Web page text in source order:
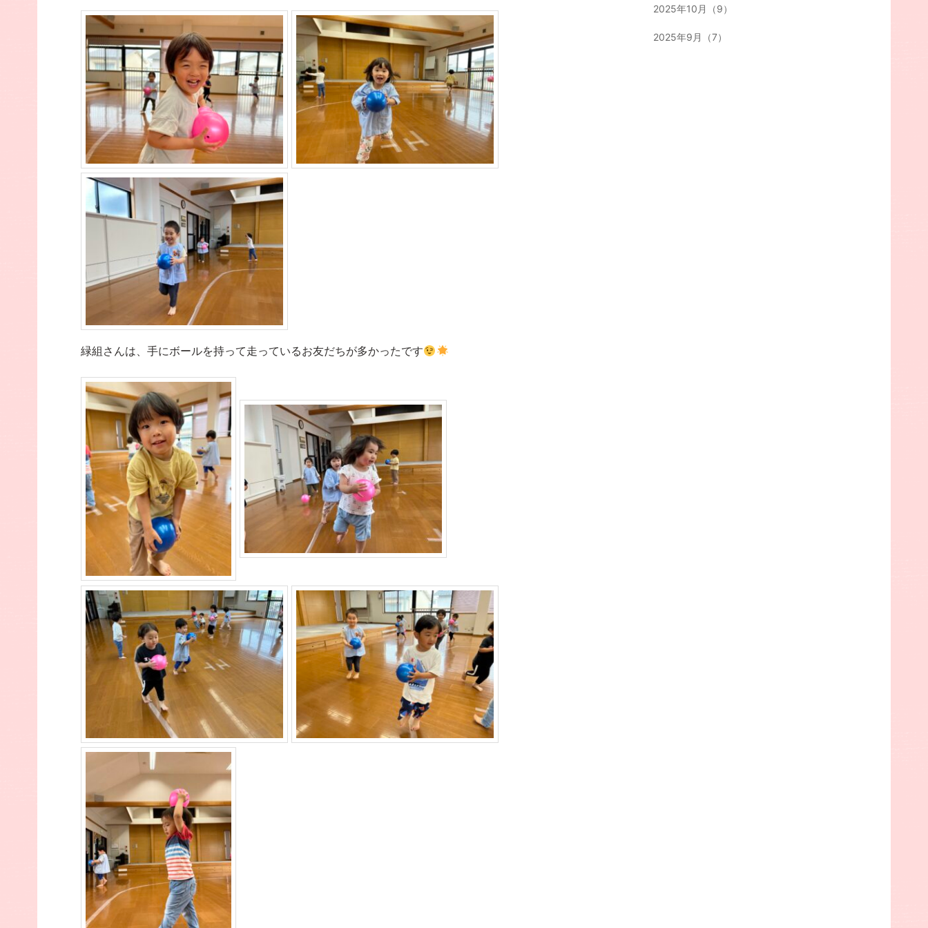
緑組さんは、手にボールを持って走っているお友だちが多かったです
2025年10月（9）
2025年9月（7）